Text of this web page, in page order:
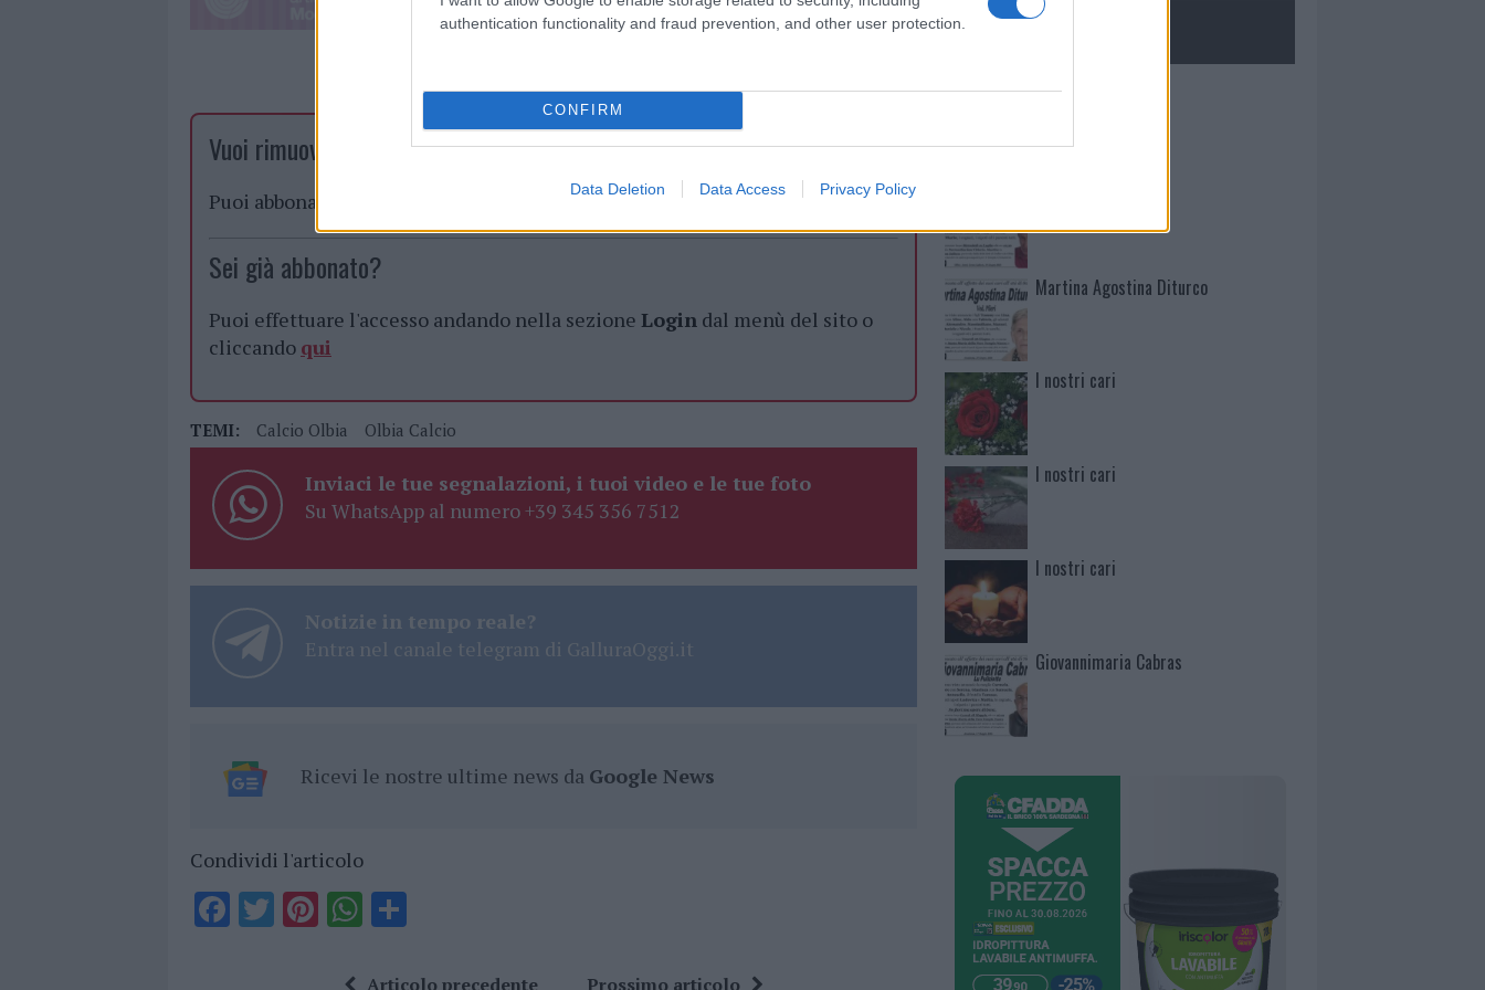
authentication functionality and fraud prevention, and other user protection.
CONFIRM
Data Deletion Data Access Privacy Policy
Vuoi rimuovere le pubblicità nazionali?
Puoi abbonarti a cliccandoqui
Sei già abbonato?
Puoi effettuare l'accesso andando nella sezione Login dal menù del sito o
cliccando qui
TEMI: Calcio Olbia Olbia Calcio
Inviaci le tue segnalazioni, i tuoi video e le tue foto
Su WhatsApp al numero +39 345 356 7512
Notizie in tempo reale?
Entra nel canale telegram di GalluraOggi.it
Ricevi le nostre ultime news da Google News
Condividi l'articolo
F T Pi
te
W
ata
Articolo precedente Prossimo articolo
Mario Malu
Martina Agostina Diturco
I nostri cari
I nostri cari
I nostri cari
Giovannimaria Cabras